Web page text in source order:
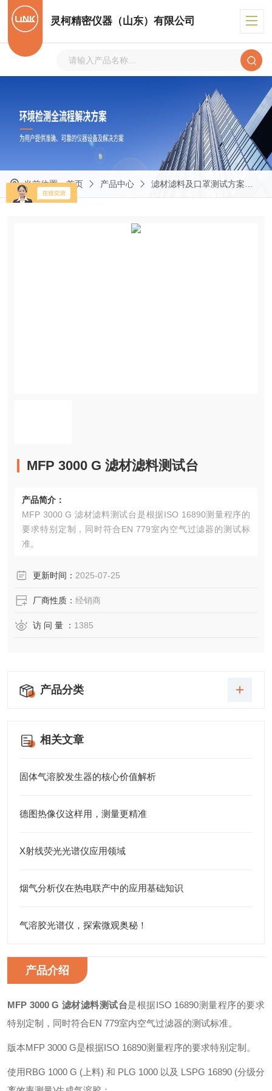
灵柯精密仪器（山东）有限公司
当前位置：首页 产品中心 滤材滤料及口罩测试方案
MFP 3000 G 滤材滤料测试台
产品简介：
MFP 3000 G 滤材滤料测试台是根据ISO 16890测量程序的
要求特别定制，同时符合EN 779室内空气过滤器的测试标
准。
更新时间： 2025-07-25
厂商性质： 经销商
访 问 量 ： 1385
产品分类
相关文章
固体气溶胶发生器的核心价值解析
德图热像仪这样用，测量更精准
X射线荧光光谱仪应用领域
烟气分析仪在热电联产中的应用基础知识
气溶胶光谱仪，探索微观奥秘！
产品介绍
MFP 3000 G 滤材滤料测试台是根据ISO 16890测量程序的要求
特别定制，同时符合EN 779室内空气过滤器的测试标准。
版本MFP 3000 G是根据ISO 16890测量程序的要求特别定制。
使用RBG 1000 G (上料) 和 PLG 1000 以及 LSPG 16890 (分级分